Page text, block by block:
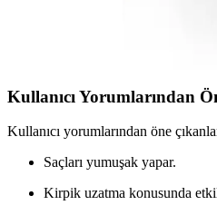
Kullanıcı Yorumlarından
Kullanıcı yorumlarından öne
Saçları yumuşak yapar.
Kirpik uzatma konusunda